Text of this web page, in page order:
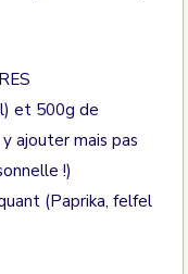
et 500g de
ajouter mais pas
!)
(Paprika, felfel